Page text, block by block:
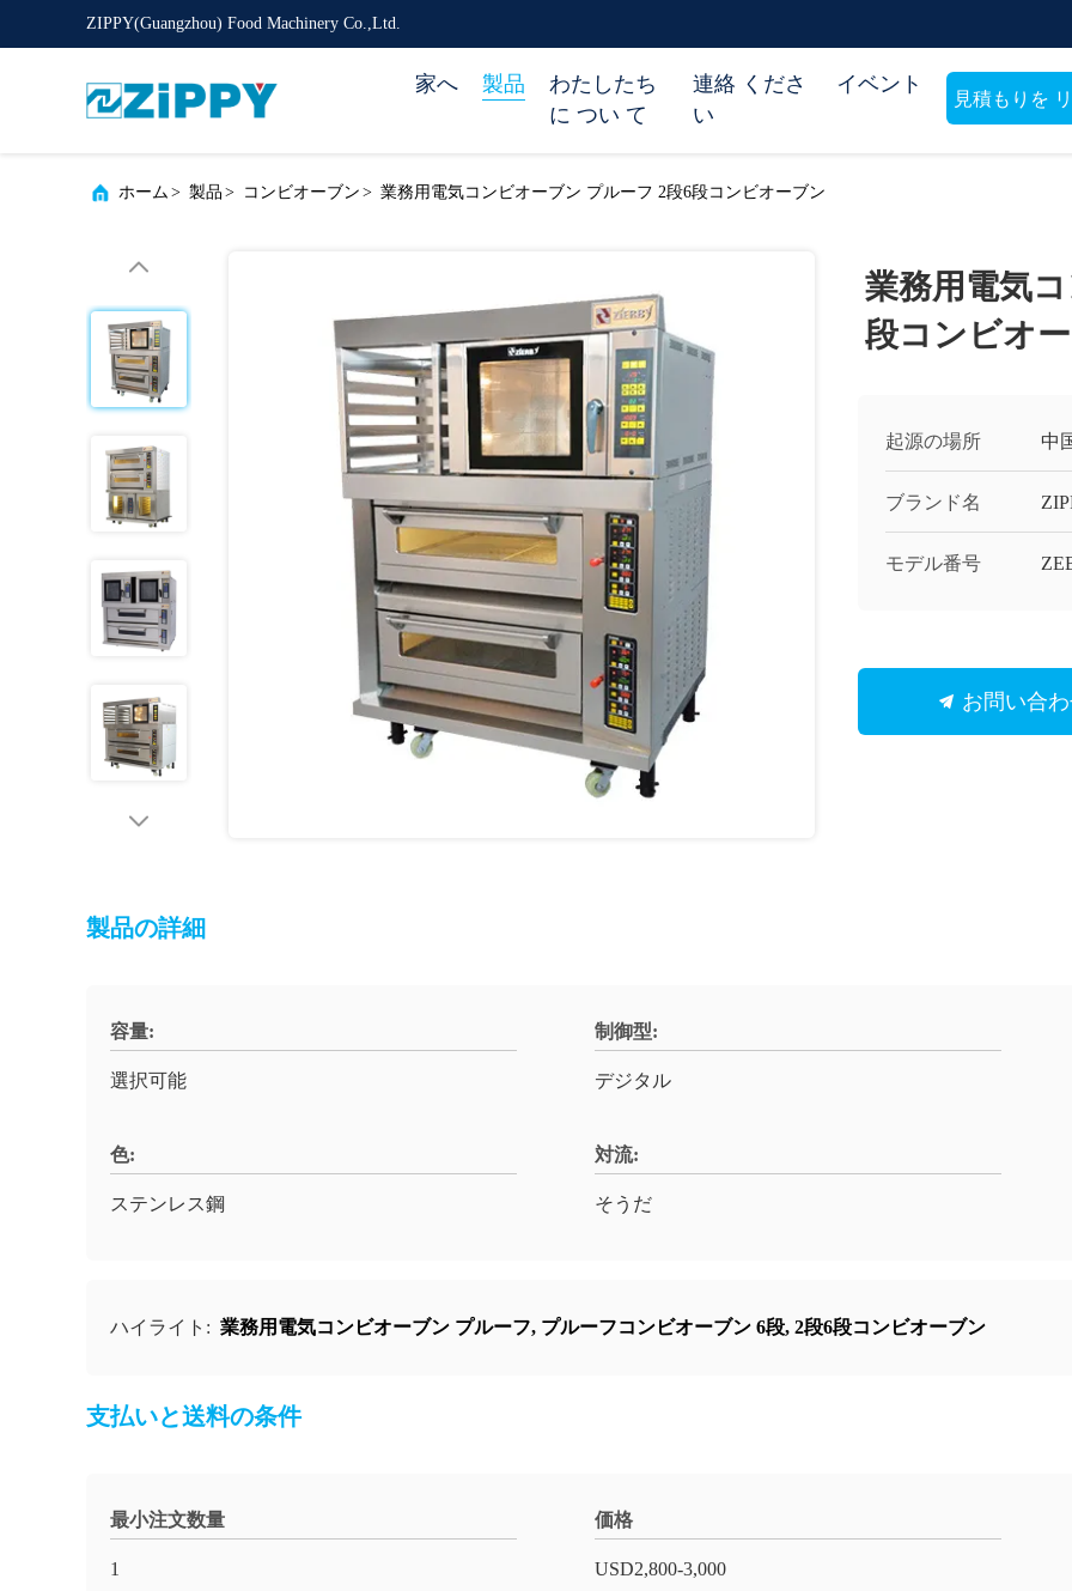
ZIPPY(Guangzhou) Food Machinery Co.,Ltd.
家へ 製品
わたしたち
に つい て
連絡 くださ
い
イベント
見積もりを
ホーム > 製品 > コンビオーブン > 業務用電気コンビオーブン プルーフ 2段6段コンビオーブン
業務用電気
段コンビオ
起源の場所 中
ブランド名
モデル番号
お問い合
製品の詳細
容量:
選択可能
制御型:
デジタル
色:
ステンレス鋼
対流:
そうだ
ハイライト: 業務用電気コンビオーブン プルーフ, プルーフコンビオーブン 6段, 2段6段コンビオーブン
支払いと送料の条件
最小注文数量
1
価格
USD2,800-3,000